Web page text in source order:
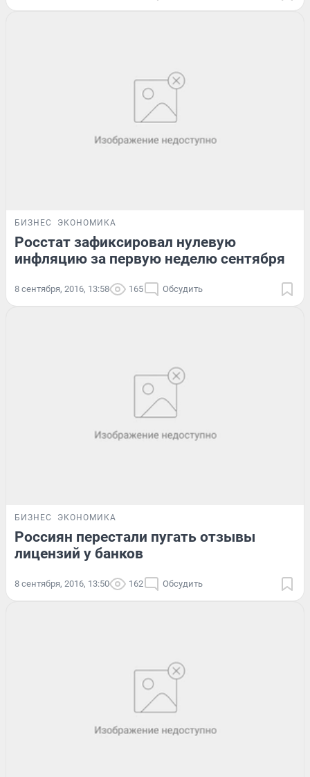
БИЗНЕС ЭКОНОМИКА
Росстат зафиксировал нулевую
инфляцию за первую неделю сентября
8 сентября, 2016, 13:58 165 Обсудить
БИЗНЕС ЭКОНОМИКА
Россиян перестали пугать отзывы
лицензий у банков
8 сентября, 2016, 13:50 162 Обсудить